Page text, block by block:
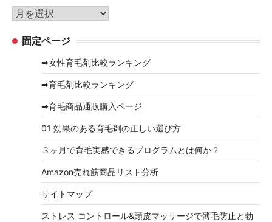
リ
ー
ア
カ 固定ページ
➡女性育毛剤比較ランキング
➡育毛剤比較ランキング
➡育毛商品通販購入ページ
01 効果のある育毛剤の正しい選び方
３ヶ月で育毛実感できるプログラムとは何か？
Amazon売れ筋商品リスト分析
サイトマップ
ストレス コントロール&頭皮マッサージで薄毛防止と勃